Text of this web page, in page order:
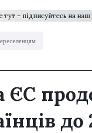
тут – підписуйтесь на наш
ЄС
до